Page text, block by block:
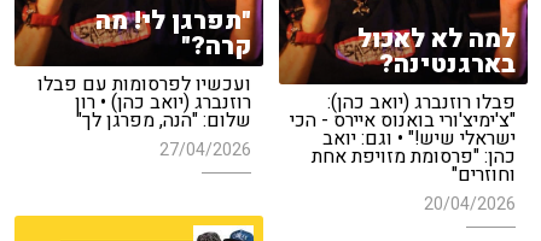
"תפרגן לי! מה
קרה?"
ועכשיו לפרסומות עם פבלו
רוזנברג (יואב כהן) • רון
שלום: "הנה, מפרגן לך"
27/04/2026
למה לא לאכול
בארגנטינה?
פבלו רוזנברג (יואב כהן):
"צ'ימיצ'ורי בואנוס איירס - הכי
ישראלי שיש!" • וגם: יואב
כהן: "פרסומת מזויפת אחת
וחוזרים"
20/04/2026